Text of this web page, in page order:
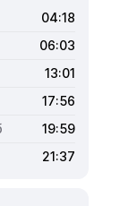
04:18
06:03
13:01
17:56
19:59
21:37